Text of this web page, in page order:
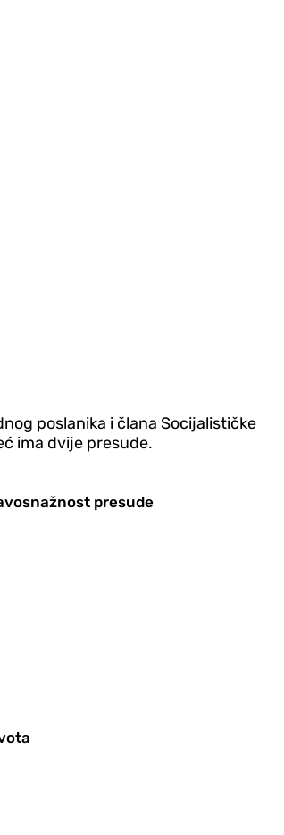
poslanika i člana Socijalističke
ima dvije presude.
presude